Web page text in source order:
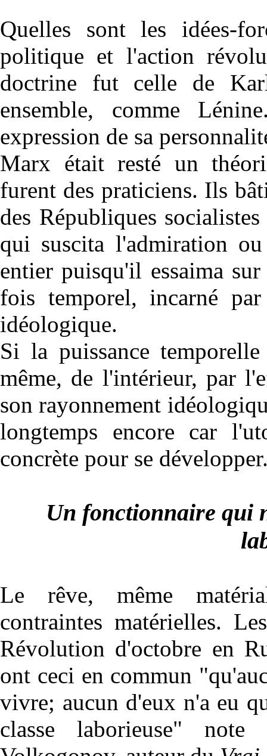
Quelles sont les idées-
politique et l'action
doctrine fut celle de
ensemble, comme
expression de sa
Marx était resté un
furent des praticiens. Ils
des Républiques
qui suscita l'admiration
entier puisqu'il essaima
fois temporel, incarné
idéologique.
Si la puissance
même, de l'intérieur, par
son rayonnement
longtemps encore car
concrète pour se
Un fonctionnaire qui
Le rêve, même
contraintes matérielles.
Révolution d'octobre en
ont ceci en commun
vivre; aucun d'eux n'a eu
classe laborieuse"